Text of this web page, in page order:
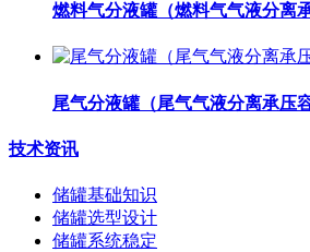
燃料气分液罐（燃料气气液分离
尾气分液罐（尾气气液分离承压容
技术资讯
储罐基础知识
储罐选型设计
储罐系统稳定